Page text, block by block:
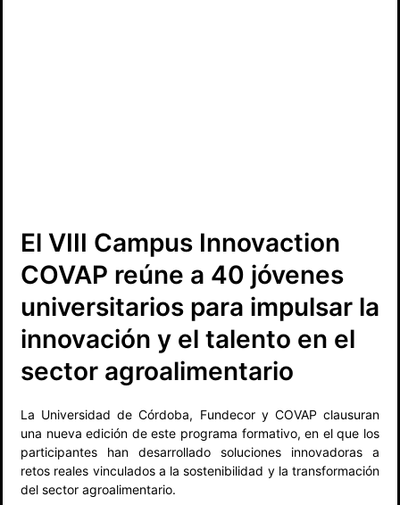
El VIII Campus Innovaction
COVAP reúne a 40 jóvenes
universitarios para impulsar la
innovación y el talento en el
sector agroalimentario
La Universidad de Córdoba, Fundecor y COVAP clausuran
una nueva edición de este programa formativo, en el que los
participantes han desarrollado soluciones innovadoras a
retos reales vinculados a la sostenibilidad y la transformación
del sector agroalimentario.